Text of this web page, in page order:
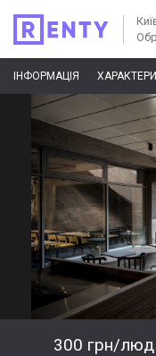
ІНФОРМАЦІЯ
300 грн/люд